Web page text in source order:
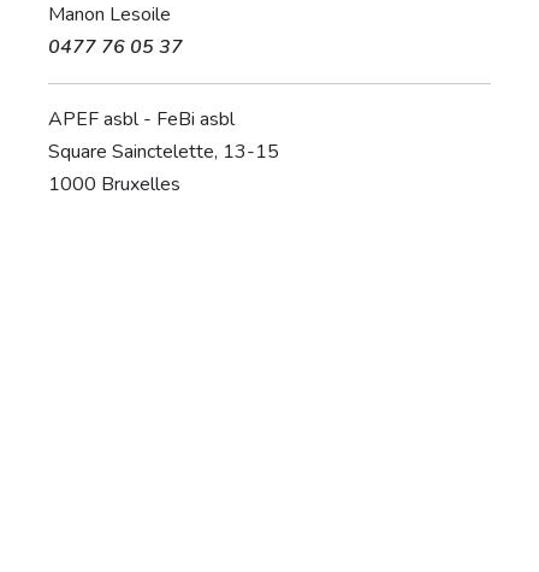
Manon Lesoile
0477 76 05 37
APEF asbl - FeBi asbl
Square Sainctelette, 13-15
1000 Bruxelles